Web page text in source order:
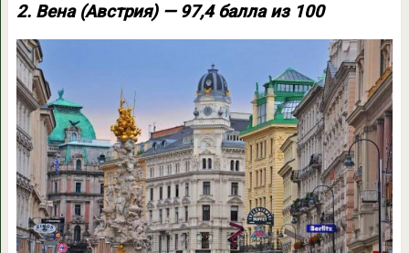
2. Вена (Австрия) — 97,4 балла из 100